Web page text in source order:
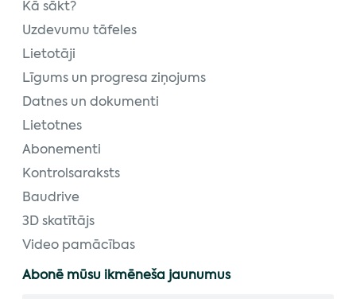
Kā sākt?
Uzdevumu tāfeles
Lietotāji
Līgums un progresa ziņojums
Datnes un dokumenti
Lietotnes
Abonementi
Kontrolsaraksts
Baudrive
3D skatītājs
Video pamācības
Abonē mūsu ikmēneša jaunumus